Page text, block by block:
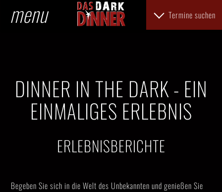
menu Termine suchen
DINNER IN THE DARK - EIN
EINMALIGES ERLEBNIS
ERLEBNISBERICHTE
Begeben Sie sich in die Welt des Unbekannten und genießen Sie